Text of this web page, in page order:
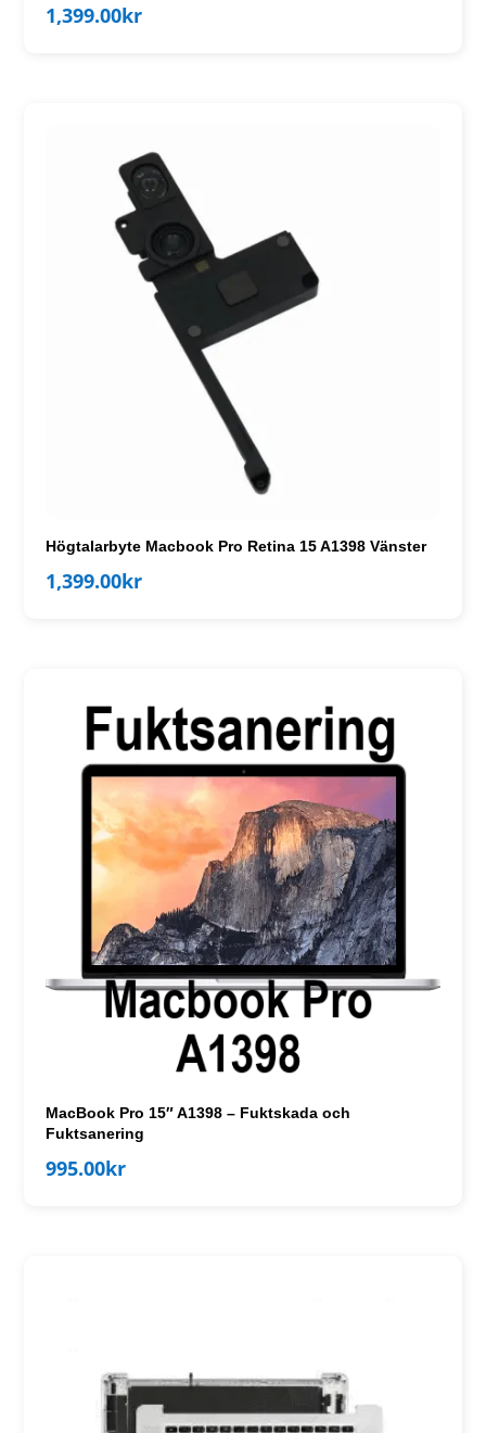
1,399.00kr
Högtalarbyte Macbook Pro Retina 15 A1398 Vänster
1,399.00kr
MacBook Pro 15″ A1398 – Fuktskada och
Fuktsanering
995.00kr